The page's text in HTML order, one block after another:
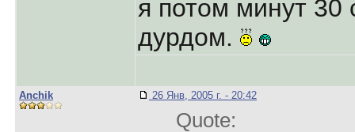
я потом минут 30
дурдом.
Anchik 26 Янв, 2005 г. - 20:42
Quote: